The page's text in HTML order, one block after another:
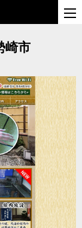
崎市